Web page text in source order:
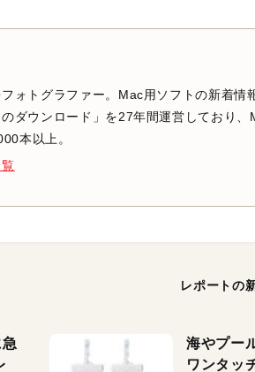
ォトグラファー。Mac用ソフトの新着情
ダウンロード」を27年間運営しており、
本以上。
レポートの
海やプー
ワンタッ